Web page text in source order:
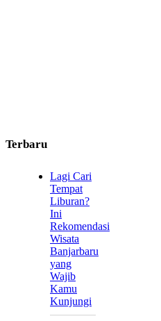
Terbaru
Lagi Cari
Tempat
Liburan?
Ini
Rekomendasi
Wisata
Banjarbaru
yang
Wajib
Kamu
Kunjungi